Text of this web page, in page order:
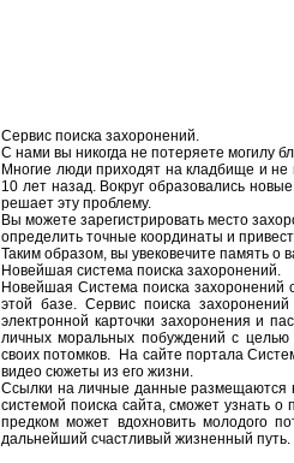
Сервис поиска захоронений.
C нами вы никогда не потеряете могилу
Многие люди приходят на кладбище и не
10 лет назад. Вокруг образовались
решает эту проблему.
Вы можете зарегистрировать место
определить точные координаты и
Таким образом, вы увековечите память
Новейшая система поиска захоронений.
Новейшая Система поиска захоронений
этой базе. Сервис поиска
электронной карточки захоронения и
личных моральных побуждений с целью
своих потомков. На сайте портала
видео сюжеты из его жизни.
Ссылки на личные данные размещаются
системой поиска сайта, сможет узнать
предком может вдохновить молодого
дальнейший счастливый жизненный путь.